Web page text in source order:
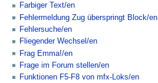
Farbiger Text/en
Fehlermeldung Zug überspringt Block/en
Fehlersuche/en
Fliegender Wechsel/en
Frag Emma!/en
Frage im Forum stellen/en
Funktionen F5-F8 von mfx-Loks/en